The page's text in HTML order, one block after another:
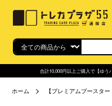
合計10,000円以上ご購入で【ゆう
ホーム 【プレミアムブースタ